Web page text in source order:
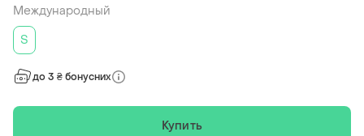
Международный
S
до 3 ₴ бонусних
Купить